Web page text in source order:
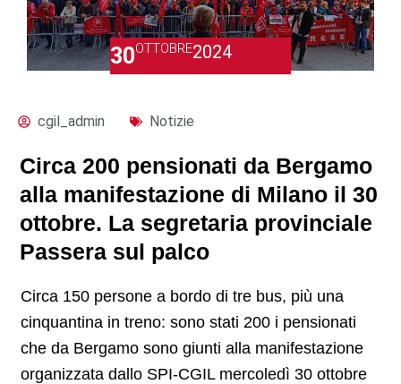
30OTTOBRE2024
cgil_admin Notizie
Circa 200 pensionati da Bergamo
alla manifestazione di Milano il 30
ottobre. La segretaria provinciale
Passera sul palco
Circa 150 persone a bordo di tre bus, più una
cinquantina in treno: sono stati 200 i pensionati
che da Bergamo sono giunti alla manifestazione
organizzata dallo SPI-CGIL mercoledì 30 ottobre